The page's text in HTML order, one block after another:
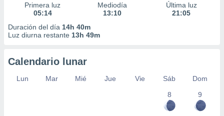
Primera luz
05:14
Mediodía
13:10
Última luz
21:05
Duración del día 14h 40m
Luz diurna restante 13h 49m
Calendario lunar
Lun Mar Mié Jue Vie Sáb
Dom
8
9